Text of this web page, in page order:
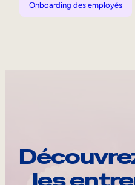
Onboarding des employés